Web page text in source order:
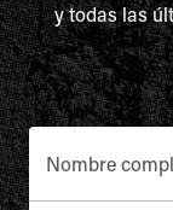
y todas las
Nombre